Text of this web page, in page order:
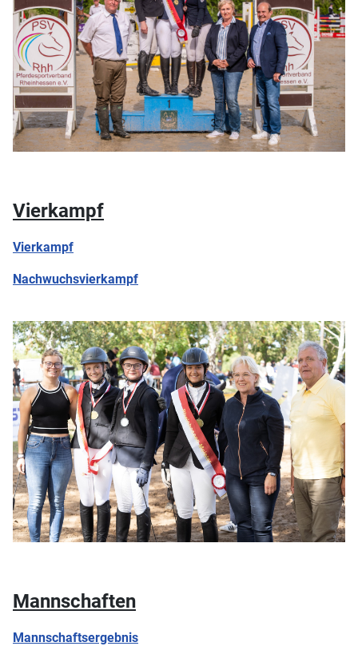
Vierkampf
Vierkampf
Nachwuchsvierkampf
Mannschaften
Mannschaftsergebnis